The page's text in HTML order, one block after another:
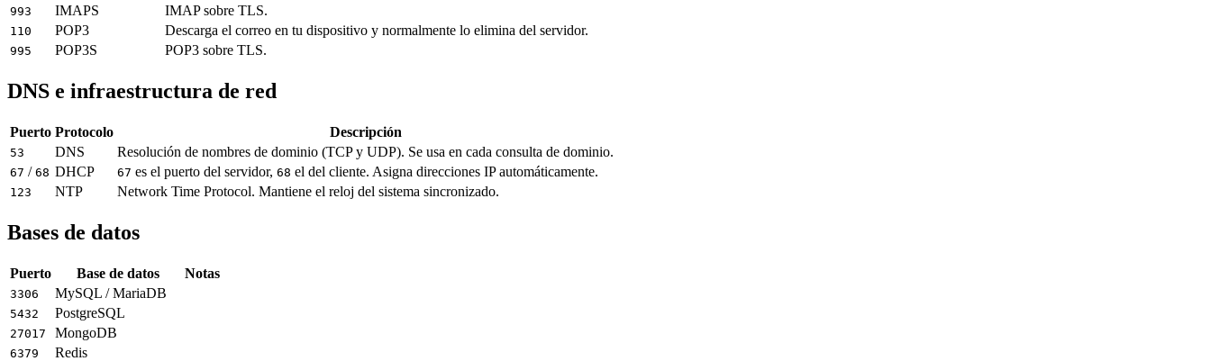
993 IMAPS IMAP sobre TLS.
110 POP3 Descarga el correo en tu dispositivo y normalmente lo elimina del servidor.
995 POP3S POP3 sobre TLS.
DNS e infraestructura de red
Puerto Protocolo Descripción
53 DNS Resolución de nombres de dominio (TCP y UDP). Se usa en cada consulta de dominio.
67 / 68 DHCP 67 es el puerto del servidor, 68 el del cliente. Asigna direcciones IP automáticamente.
123 NTP Network Time Protocol. Mantiene el reloj del sistema sincronizado.
Bases de datos
Puerto Base de datos Notas
3306 MySQL / MariaDB
5432 PostgreSQL
27017 MongoDB
6379 Redis